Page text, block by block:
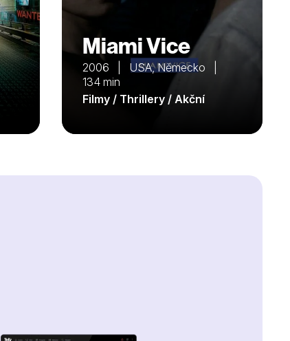
Miami Vice
2006 | USA, Německo |
134 min
Filmy / Thrillery / Akční